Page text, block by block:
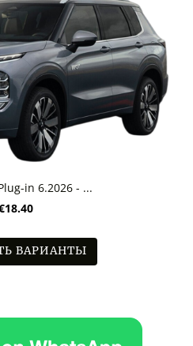
in 6.2026 - ...
ВАРИАНТЫ